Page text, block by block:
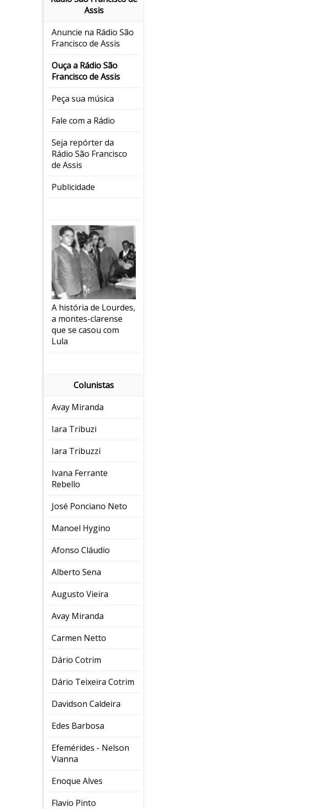
Assis
Anuncie na Rádio São
Francisco de Assis
Ouça a Rádio São
Francisco de Assis
Peça sua música
Fale com a Rádio
Seja repórter da
Rádio São Francisco
de Assis
Publicidade
A história de Lourdes,
a montes-clarense
que se casou com
Lula
Colunistas
Avay Miranda
Iara Tribuzi
Iara Tribuzzi
Ivana Ferrante
Rebello
José Ponciano Neto
Manoel Hygino
Afonso Cláudio
Alberto Sena
Augusto Vieira
Avay Miranda
Carmen Netto
Dário Cotrim
Dário Teixeira Cotrim
Davidson Caldeira
Edes Barbosa
Efemérides - Nelson
Vianna
Enoque Alves
Flavio Pinto